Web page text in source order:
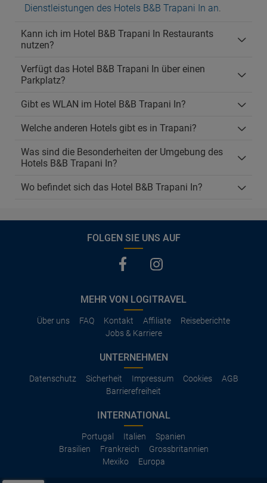
Dienstleistungen des Hotels B&B Trapani In an.
Kann ich im Hotel B&B Trapani In Restaurants
nutzen?
Verfügt das Hotel B&B Trapani In über einen
Parkplatz?
Gibt es WLAN im Hotel B&B Trapani In?
Welche anderen Hotels gibt es in Trapani?
Was sind die Besonderheiten der Umgebung des
Hotels B&B Trapani In?
Wo befindet sich das Hotel B&B Trapani In?
FOLGEN SIE UNS AUF
MEHR VON LOGITRAVEL
Über uns FAQ Kontakt Affiliate
Reiseberichte
Jobs & Karriere
UNTERNEHMEN
Datenschutz Sicherheit Impressum Cookies
AGB
Barrierefreiheit
INTERNATIONAL
Portugal Italien
Spanien
Brasilien
Frankreich
Grossbritannien
Mexiko
Europa